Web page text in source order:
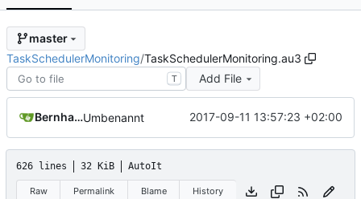
master
TaskSchedulerMonitoring/TaskSchedulerMonitoring.au3
T Add File
BernhardUmbenannt 2017-09-11 13:57:23 +02:00
626 lines 32 KiB AutoIt
Raw Permalink Blame History